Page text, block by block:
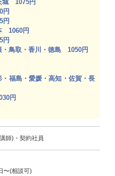
城 1075円
円
円
1060円
円
・鳥取・香川・徳島 1050円
・福島・愛媛・高知・佐賀・長
円
師)・契約社員
〜(相談可)